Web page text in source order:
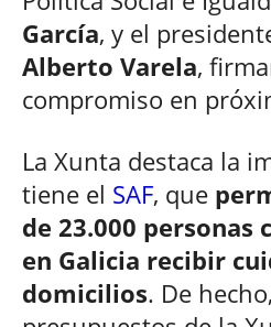
García, y el
Alberto Varela,
compromiso en
La Xunta destaca la
tiene el SAF, que
de 23.000 personas
en Galicia recibir
domicilios. De